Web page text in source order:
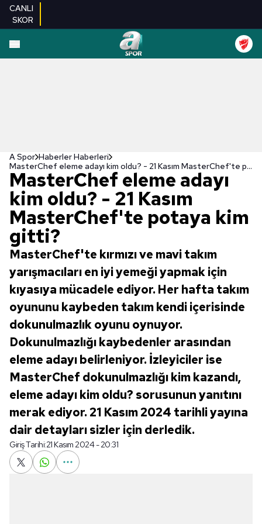
CANLI
SKOR
A Spor Haberler Haberleri
MasterChef eleme adayı kim oldu? - 21 Kasım MasterChef'te potaya kim gitti?
MasterChef eleme adayı
kim oldu? - 21 Kasım
MasterChef'te potaya kim
gitti?
MasterChef'te kırmızı ve mavi takım
yarışmacıları en iyi yemeği yapmak için
kıyasıya mücadele ediyor. Her hafta takım
oyununu kaybeden takım kendi içerisinde
dokunulmazlık oyunu oynuyor.
Dokunulmazlığı kaybedenler arasından
eleme adayı belirleniyor. İzleyiciler ise
MasterChef dokunulmazlığı kim kazandı,
eleme adayı kim oldu? sorusunun yanıtını
merak ediyor. 21 Kasım 2024 tarihli yayına
dair detayları sizler için derledik.
Giriş Tarihi:21 Kasım 2024 - 20:31